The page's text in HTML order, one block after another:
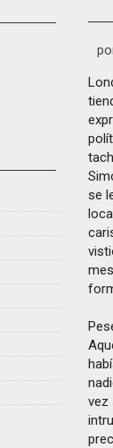
se
vez